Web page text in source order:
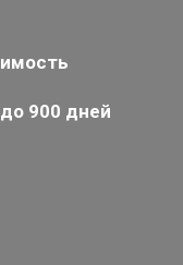
900 дней